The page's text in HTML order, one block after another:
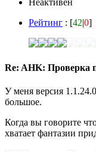
Неактивен
Рейтинг : [42|0]
Re: AHK: Проверка
У меня версия
большое.
Когда вы говорите
хватает фантазии